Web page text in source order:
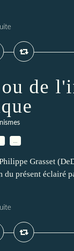
de
Grasset
présent éclairé